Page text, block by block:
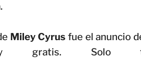
Miley Cyrus fue el anuncio
gratis. Solo